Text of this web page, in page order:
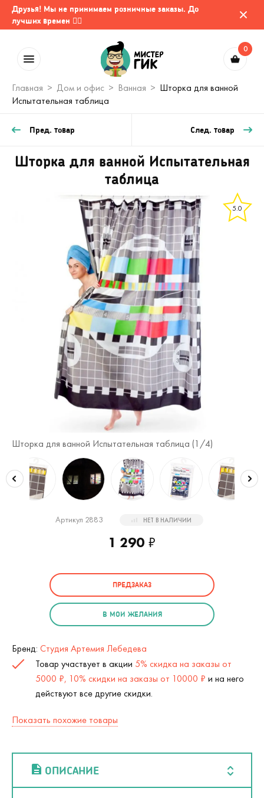
Друзья! Мы не принимаем розничные заказы. До
лучших времен 🤷‍♂️
0
Главная Дом и офис Ванная
Шторка для ванной
Испытательная таблица
Пред. товар След. товар
Шторка для ванной Испытательная
таблица
5.0
Шторка для ванной Испытательная таблица (1 /4)
Артикул 2883 НЕТ В НАЛИЧИИ
1 290 ₽
ПРЕДЗАКАЗ
В МОИ ЖЕЛАНИЯ
Бренд: Студия Артемия Лебедева
Товар участвует в акции 5% скидка на заказы от
5000 ₽, 10% скидки на заказы от 10000 ₽ и на него
действуют все другие скидки.
Показать похожие товары
ОПИСАНИЕ